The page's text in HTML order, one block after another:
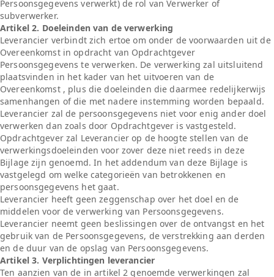
Persoonsgegevens verwerkt) de rol van Verwerker of
subverwerker.
Artikel 2. Doeleinden van de verwerking
Leverancier verbindt zich ertoe om onder de voorwaarden uit de
Overeenkomst in opdracht van Opdrachtgever
Persoonsgegevens te verwerken. De verwerking zal uitsluitend
plaatsvinden in het kader van het uitvoeren van de
Overeenkomst , plus die doeleinden die daarmee redelijkerwijs
samenhangen of die met nadere instemming worden bepaald.
Leverancier zal de persoonsgegevens niet voor enig ander doel
verwerken dan zoals door Opdrachtgever is vastgesteld.
Opdrachtgever zal Leverancier op de hoogte stellen van de
verwerkingsdoeleinden voor zover deze niet reeds in deze
Bijlage zijn genoemd. In het addendum van deze Bijlage is
vastgelegd om welke categorieën van betrokkenen en
persoonsgegevens het gaat.
Leverancier heeft geen zeggenschap over het doel en de
middelen voor de verwerking van Persoonsgegevens.
Leverancier neemt geen beslissingen over de ontvangst en het
gebruik van de Persoonsgegevens, de verstrekking aan derden
en de duur van de opslag van Persoonsgegevens.
Artikel 3. Verplichtingen leverancier
Ten aanzien van de in artikel 2 genoemde verwerkingen zal